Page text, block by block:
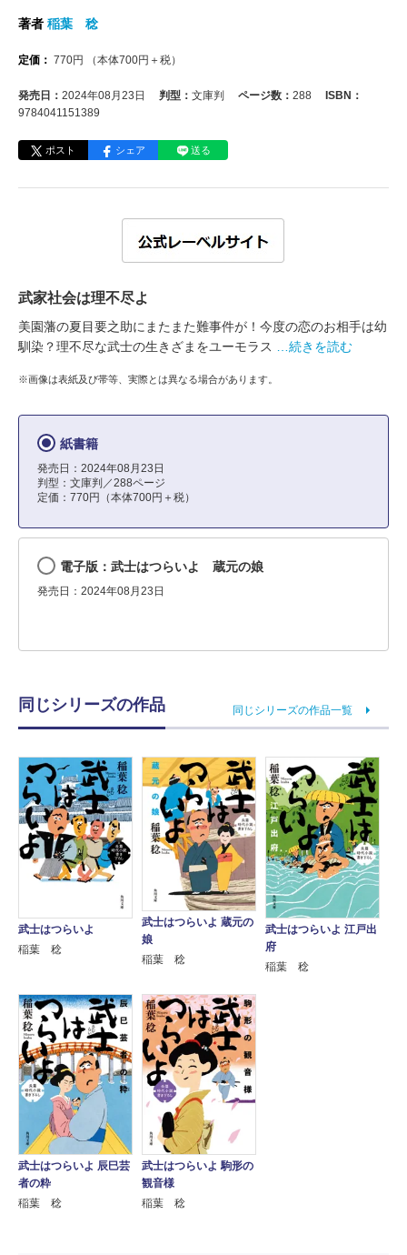
著者 稲葉 稔
定価： 770円 （本体700円＋税）
発売日： 2024年08月23日 判型： 文庫判 ページ数： 288
ISBN：
9784041151389
ポスト シェア 送る
武家社会は理不尽よ
美園藩の夏目要之助にまたまた難事件が！今度の恋のお相手は幼
馴染？理不尽な武士の生きざまをユーモラス
…続きを読む
※画像は表紙及び帯等、実際とは異なる場合があります。
紙書籍
発売日：2024年08月23日
判型：文庫判／288ページ
定価：770円（本体700円＋税）
電子版：武士はつらいよ 蔵元の娘
発売日：2024年08月23日
同じシリーズの作品 同じシリーズの作品一覧
武士はつらいよ
稲葉 稔
武士はつらいよ 蔵元の
娘
稲葉 稔
武士はつらいよ 江戸出
府
稲葉 稔
武士はつらいよ 辰巳芸
者の粋
稲葉 稔
武士はつらいよ 駒形の
観音様
稲葉 稔